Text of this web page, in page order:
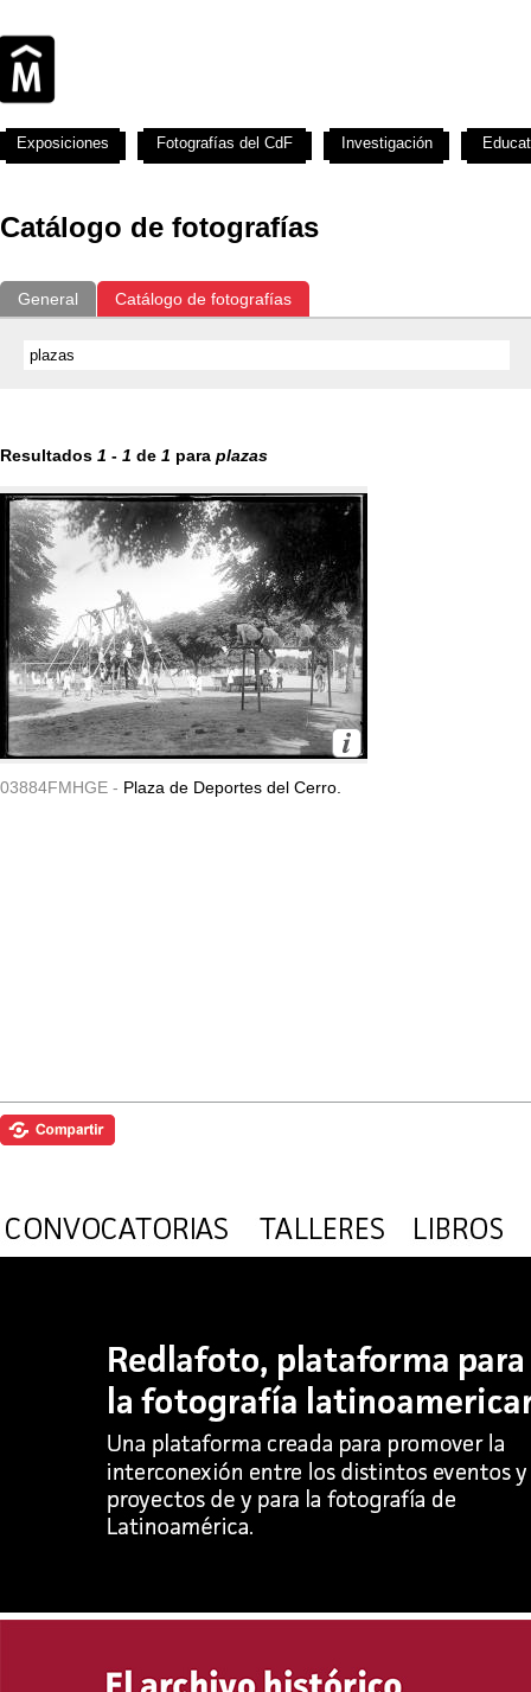
Catálogo de fotografías
General Catálogo de fotografías
Resultados 1 - 1 de 1 para plazas
03884FMHGE - Plaza de Deportes del Cerro.
Exposiciones Fotografías del CdF Investigación